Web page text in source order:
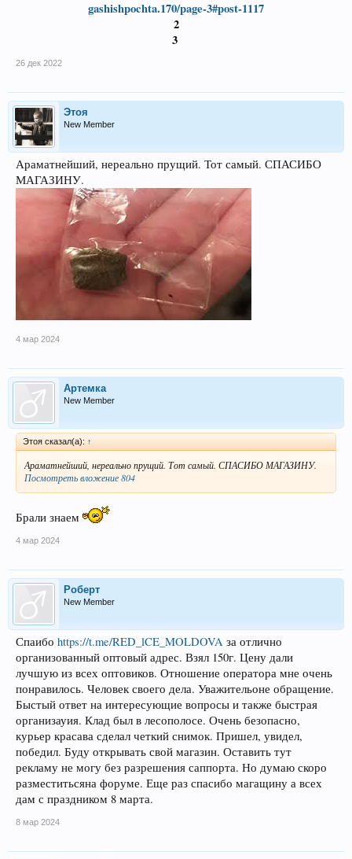
gashishpochta.170/page-3#post-1117
2
3
26 дек 2022
Этоя
New Member
Араматнейший, нереально прущий. Тот самый. СПАСИБО
МАГАЗИНУ.
4 мар 2024
Артемка
New Member
Этоя сказал(а): ↑
Араматнейший, нереально прущий. Тот самый. СПАСИБО МАГАЗИНУ.
Посмотреть вложение 804
Брали знаем
4 мар 2024
Роберт
New Member
Спаибо https://t.me/RED_lCE_MOLDOVA за отлично
организованный оптовый адрес. Взял 150г. Цену дали
лучшую из всех оптовиков. Отношение оператора мне очень
понравилось. Человек своего дела. Уважительоне обращение.
Быстый ответ на интересующие вопросы и также быстрая
организауия. Клад был в лесополосе. Очень безопасно,
курьер красава сделал четкий снимок. Пришел, увидел,
победил. Буду открывать свой магазин. Оставить тут
рекламу не могу без разрешения саппорта. Но думаю скоро
разместитьсяна форуме. Еще раз спасибо магащину а всех
дам с праздником 8 марта.
8 мар 2024